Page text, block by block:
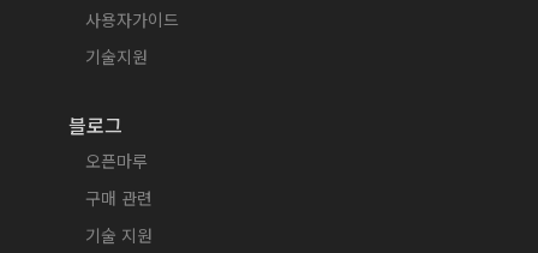
사용자가이드
기술지원
블로그
오픈마루
구매 관련
기술 지원